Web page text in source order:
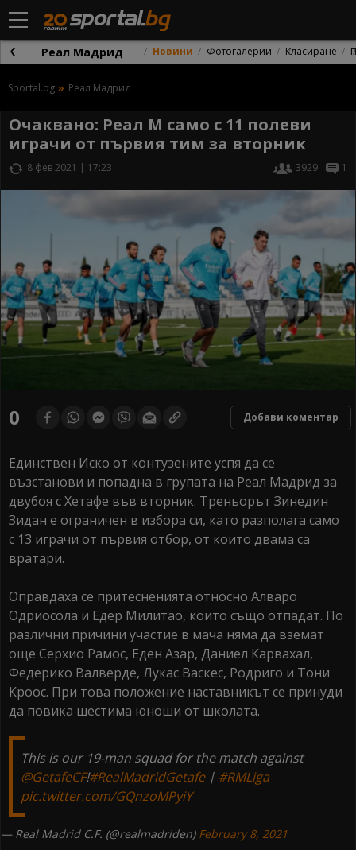
Реал Мадрид Новини Фотогалерии Класиране
Sportal.bg Реал Мадрид
Очаквано: Реал М само с 11 полеви
играчи от първия тим за вторник
8 фев 2021 | 17:23 3929 1
0 Добави коментар
Единствен Иско от контузените успя да се
възстанови и попадна в групата на Реал Мадрид за
двубоя с Хетафе във вторник. Треньорът Зинедин
Зидан е ограничен в избора си, като разполага само
с 13 играчи от първия отбор, от които двама са
вратари.
Оправдаха се притесненията относно Алваро
Одриосола и Едер Милитао, които също отпадат. По
различни причини участие в мача няма да вземат
още Серхио Рамос, Еден Азар, Даниел Карвахал,
Федерико Валверде, Лукас Васкес, Родриго и Тони
Кроос. При това положение наставникът се принуди
да повика шестима юноши от школата.
This is our 19-man squad for the match against
@GetafeCF!#RealMadridGetafe| #RMLiga
pic.twitter.com/GQnzoMPyiY
— Real Madrid C.F. (@realmadriden) February 8, 2021